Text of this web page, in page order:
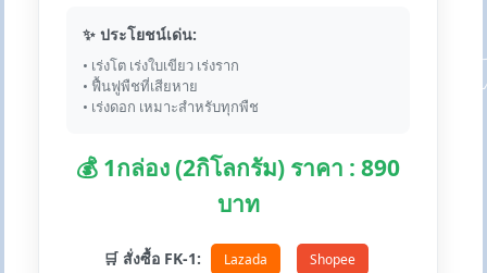
✨ ประโยชน์เด่น:
• เร่งโต เร่งใบเขียว เร่งราก
• ฟื้นฟูพืชที่เสียหาย
• เร่งดอก เหมาะสำหรับทุกพืช
💰 1กล่อง (2กิโลกรัม) ราคา : 890
บาท
🛒 สั่งซื้อ FK-1: Lazada Shopee